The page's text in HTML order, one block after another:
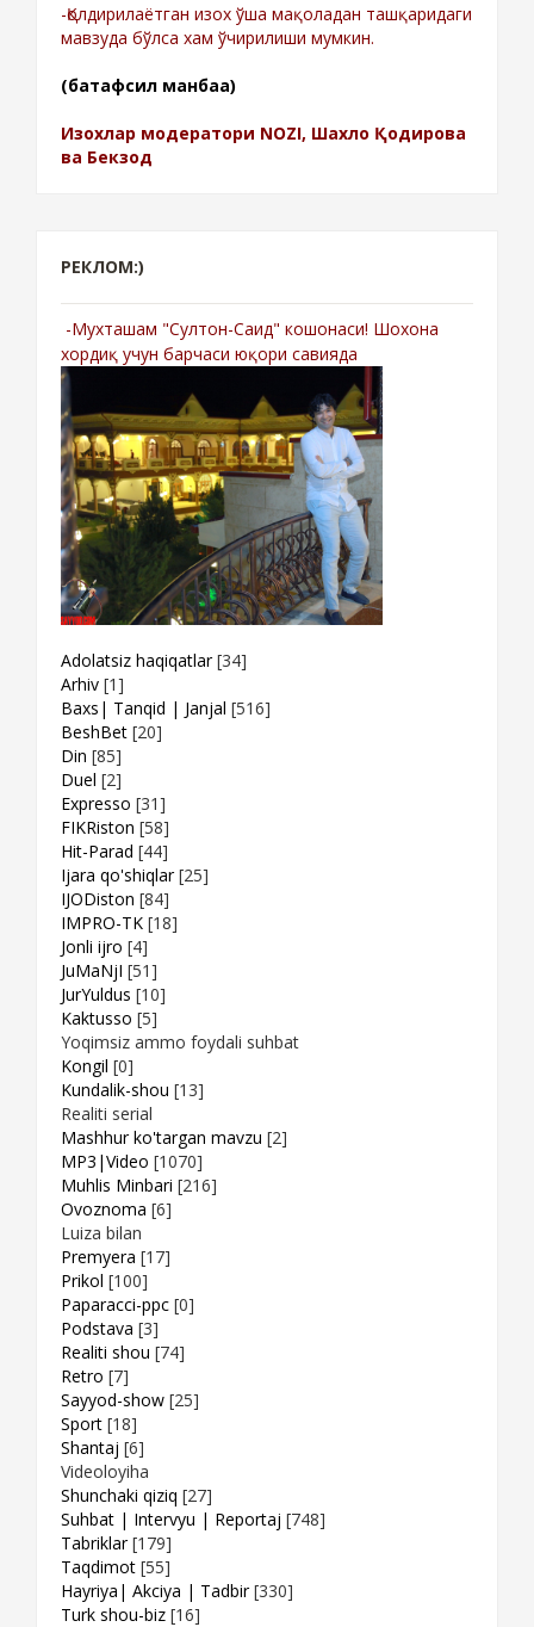
-Қолдирилаётган изох ўша мақоладан ташқаридаги
мавзуда бўлса хам ўчирилиши мумкин.
(батафсил манбаа)
Изохлар модератори NOZI, Шахло Қодирова
ва Бекзод
РЕКЛОМ:)
-Мухташам "Султон-Саид" кошонаси! Шохона
хордиқ учун барчаси юқори савияда
Adolatsiz haqiqatlar [34]
Arhiv [1]
Baxs| Tanqid | Janjal [516]
BeshBet [20]
Din [85]
Duel [2]
Expresso [31]
FIKRiston [58]
Hit-Parad [44]
Ijara qo'shiqlar [25]
IJODiston [84]
IMPRO-TK [18]
Jonli ijro [4]
JuMaNjI [51]
JurYuldus [10]
Kaktusso [5]
Yoqimsiz ammo foydali suhbat
Kongil [0]
Kundalik-shou [13]
Realiti serial
Mashhur ko'targan mavzu [2]
MP3|Video [1070]
Muhlis Minbari [216]
Ovoznoma [6]
Luiza bilan
Premyera [17]
Prikol [100]
Paparacci-ppc [0]
Podstava [3]
Realiti shou [74]
Retro [7]
Sayyod-show [25]
Sport [18]
Shantaj [6]
Videoloyiha
Shunchaki qiziq [27]
Suhbat | Intervyu | Reportaj [748]
Tabriklar [179]
Taqdimot [55]
Hayriya| Akciya | Tadbir [330]
Turk shou-biz [16]